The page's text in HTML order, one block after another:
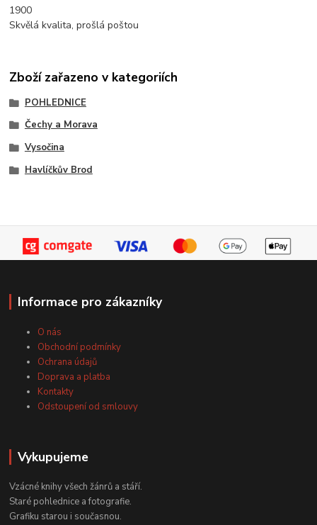
1900
Skvělá kvalita, prošlá poštou
Zboží zařazeno v kategoriích
POHLEDNICE
Čechy a Morava
Vysočina
Havlíčkův Brod
Informace pro zákazníky
O nás
Obchodní podmínky
Ochrana údajů
Doprava a platba
Kontakty
Odstoupení od smlouvy
Vykupujeme
Vzácné knihy všech žánrů a stáří.
Staré pohlednice a fotografie.
Grafiku starou i současnou.